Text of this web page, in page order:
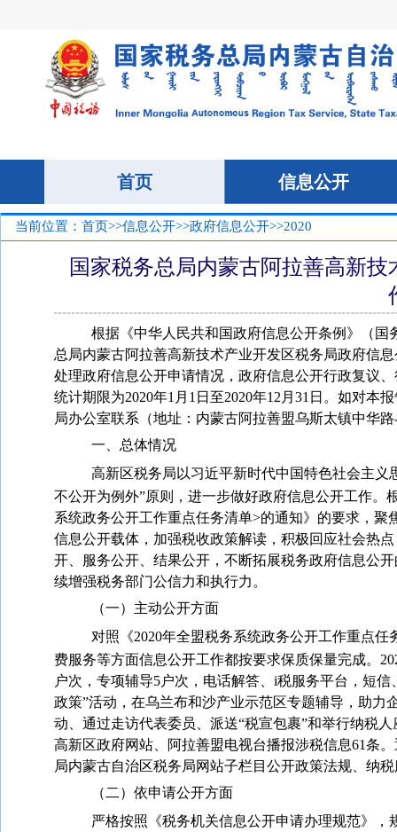
当前位置： 首页>>信息公开>>政府信息公开>>2020
国家税务总局内蒙古阿拉善高新
根据《中华人民共和国政府信息公开条例》（国
总局内蒙古阿拉善高新技术产业开发区税务局政府信
处理政府信息公开申请情况，政府信息公开行政复议
统计期限为2020年1 月 1 日至2020年12 月 31 日。如对本
局办公室联系（地址：内蒙古阿拉善盟乌斯太镇中华
一、总体情况
高新区税务局以习近平新时代中国特色社会主
不公开为例外”原则，进一步做好政府信息公开工作
系统政务公开工作重点任务清单>的通知》的要求，聚
信息公开载体，加强税收政策解读，积极回应社会热
开、服务公开、结果公开，不断拓展税务政府信息公
续增强税务部门公信力和执行力。
（一）主动公开方面
对照《2020年全盟税务系统政务公开工作重点任
费服务等方面信息公开工作都按要求保质保量完成。
户次，专项辅导5户次，电话解答、 i税服务平台，短信
政策”活动，在乌兰布和沙产业示范区专题辅导，助力
动、通过走访代表委员、派送“税宣包裹”和举行纳税
高新区政府网站、阿拉善盟电视台播报涉税信息61条
局内蒙古自治区税务局网站子栏目公开政策法规、纳
（二）依申请公开方面
严格按照《税务机关信息公开申请办理规范》